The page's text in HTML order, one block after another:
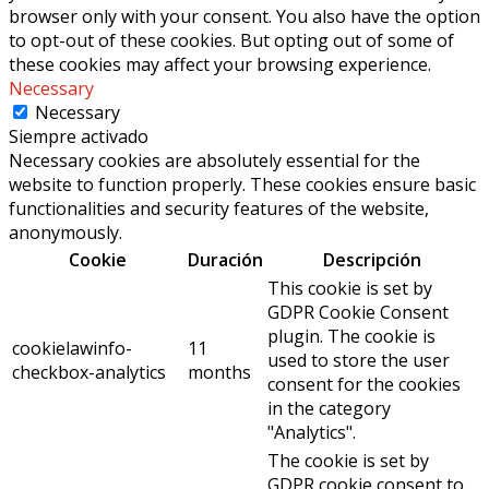
browser only with your consent. You also have the option
to opt-out of these cookies. But opting out of some of
these cookies may affect your browsing experience.
Necessary
Necessary
Siempre activado
Necessary cookies are absolutely essential for the
website to function properly. These cookies ensure basic
functionalities and security features of the website,
anonymously.
Cookie
Duración Descripción
cookielawinfo-
checkbox-analytics
11
months
This cookie is set by
GDPR Cookie Consent
plugin. The cookie is
used to store the user
consent for the cookies
in the category
"Analytics".
The cookie is set by